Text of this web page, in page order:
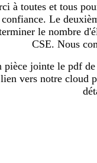
à toutes et tous
confiance. Le
le nombre
CSE. Nous
pièce jointe le pdf de
vers notre cloud